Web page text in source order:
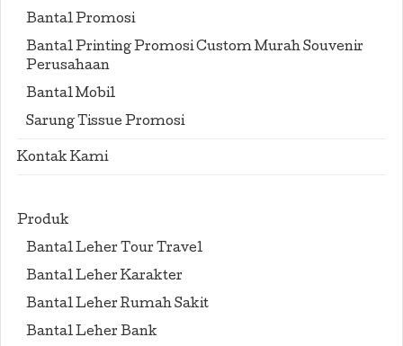
Bantal Promosi
Bantal Printing Promosi Custom Murah Souvenir
Perusahaan
Bantal Mobil
Sarung Tissue Promosi
Kontak Kami
Produk
Bantal Leher Tour Travel
Bantal Leher Karakter
Bantal Leher Rumah Sakit
Bantal Leher Bank